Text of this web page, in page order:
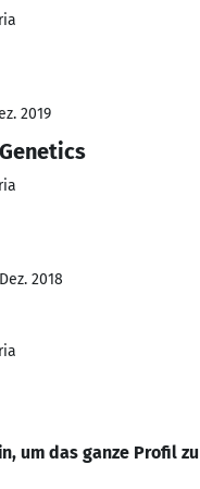
2019
2018
um das ganze Profil